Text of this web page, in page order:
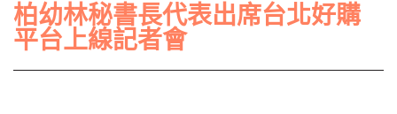
柏幼林秘書長代表出席台北好購
平台上線記者會